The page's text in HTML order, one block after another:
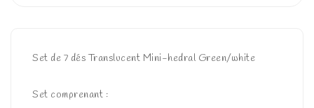
Set de 7 dés Translucent Mini-hedral Green/white
Set comprenant :